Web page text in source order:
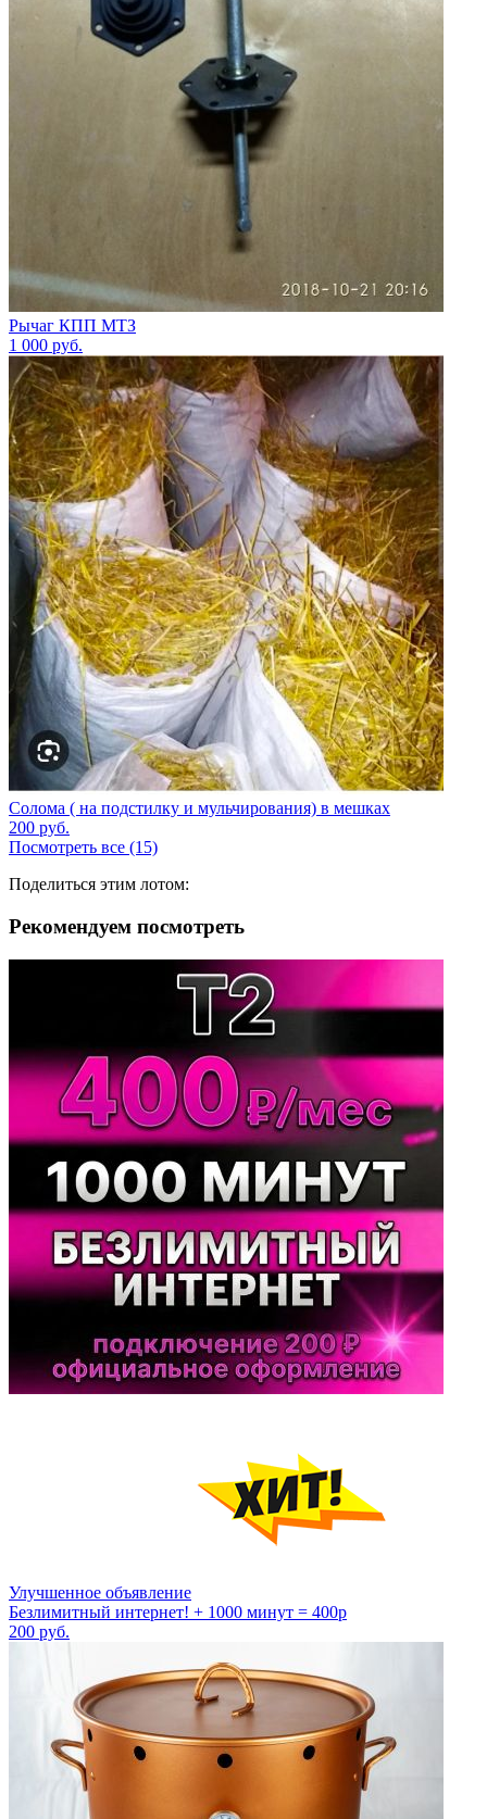
Рычаг КПП МТЗ
1 000 руб.
Солома ( на подстилку и мульчирования) в мешках
200 руб.
Посмотреть все (15)
Поделиться этим лотом:
Рекомендуем посмотреть
Улучшенное объявление
Безлимитный интернет! + 1000 минут = 400р
200 руб.